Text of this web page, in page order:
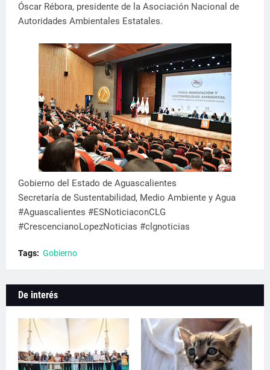
Óscar Rébora, presidente de la Asociación Nacional de
Autoridades Ambientales Estatales.
Gobierno del Estado de Aguascalientes
Secretaría de Sustentabilidad, Medio Ambiente y Agua
#Aguascalientes #ESNoticiaconCLG
#CrescencianoLopezNoticias #clgnoticias
Tags: Gobierno
De interés